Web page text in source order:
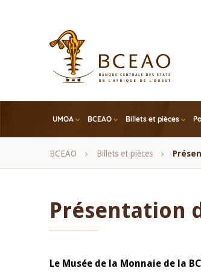
UMOA BCEAO Billets et pièces
Fil
BCEAO Billets et pièces
Présentation
Le Musée de la Monnaie de la